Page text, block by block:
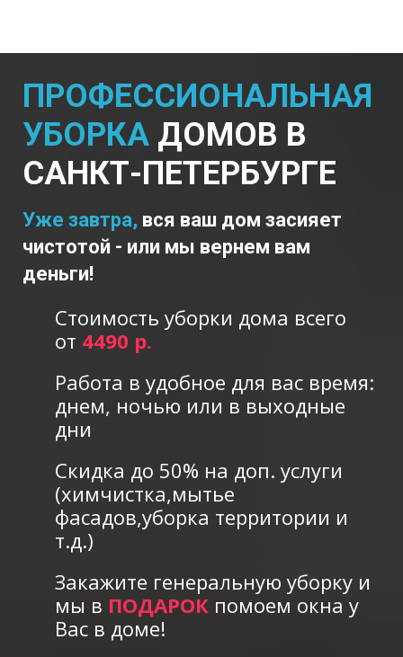
ПРОФЕССИОНАЛЬНАЯ
УБОРКА ДОМОВ В
САНКТ-ПЕТЕРБУРГЕ
Уже завтра, вся ваш дом засияет
чистотой - или мы вернем вам
деньги!
Стоимость уборки дома всего
от 4490 р.
Работа в удобное для вас время:
днем, ночью или в выходные
дни
Скидка до 50% на доп. услуги
(химчистка,мытье
фасадов,уборка территории и
т.д.)
Закажите генеральную уборку и
мы в ПОДАРОК помоем окна у
Вас в доме!